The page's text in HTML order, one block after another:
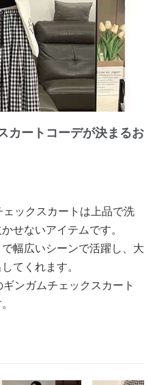
カートコーデが決まるお
ックスカートは上品で洗
せないアイテムです。
幅広いシーンで活躍し、大
てくれます。
ンガムチェックスカート